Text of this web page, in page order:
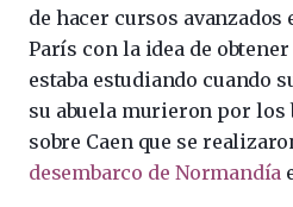
de hacer cursos avanzados
París con la idea de
estaba estudiando cuando
su abuela murieron por los
sobre Caen que se
desembarco de Normandía